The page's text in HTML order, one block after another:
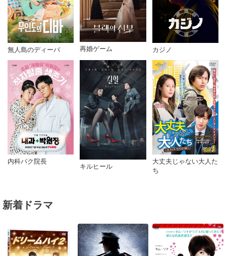
無人島のディーバ 再婚ゲーム カジノ
内科パク院長
キルヒール
大丈夫じゃない大人た
ち
新着ドラマ